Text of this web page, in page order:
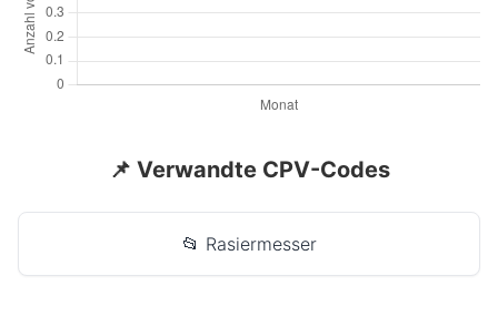
📌 Verwandte CPV-Codes
📂 Rasiermesser